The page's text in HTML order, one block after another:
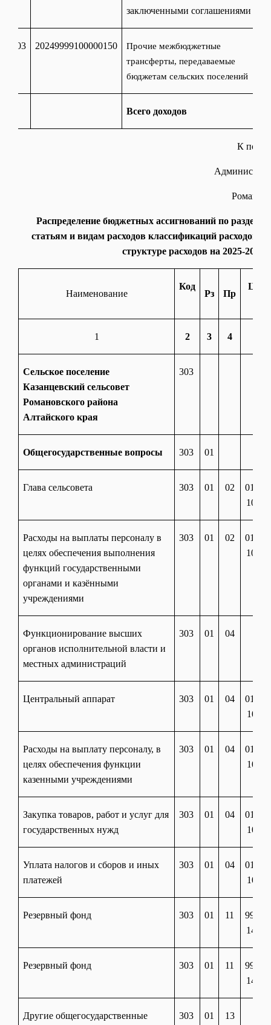
заключенными соглашениями
303 20249999100000150
Прочие межбюджетные
трансферты, передаваемые
бюджетам сельских поселений
Всего доходов
К
Распределение бюджетных ассигнований по
статьям и видам расходов классификаций расходов
структуре расходов на 2025-2027
Наименование
Код
Рз Пр
ЦСР
1 2 3 4
Сельское поселение
Казанцевский сельсовет
Романовского района
Алтайского края
303
Общегосударственные вопросы 303 01
Глава сельсовета 303 01 02
01 200
10120
Расходы на выплаты персоналу в
целях обеспечения выполнения
функций государственными
органами и казёнными
учреждениями
303 01 02
01 200
10120
Функционирование высших
органов исполнительной власти и
местных администраций
303 01 04
Центральный аппарат 303 01 04
01 200
10110
Расходы на выплату персоналу, в
целях обеспечения функции
казенными учреждениями
303 01 04
01 200
10110
Закупка товаров, работ и услуг для
государственных нужд
303 01 04
01 200
10110
Уплата налогов и сборов и иных
платежей
303 01 04
01 200
10110
Резервный фонд 303 01 11
99 100
14100
Резервный фонд 303 01 11
99 100
14100
Другие общегосударственные
303 01 13